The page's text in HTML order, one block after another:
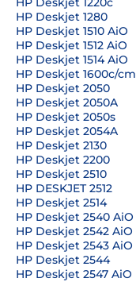
HP Deskjet 1280
HP Deskjet 1510 AiO
HP Deskjet 1512 AiO
HP Deskjet 1514 AiO
HP Deskjet 1600c/cm
HP Deskjet 2050
HP Deskjet 2050A
HP Deskjet 2050s
HP Deskjet 2054A
HP Deskjet 2130
HP Deskjet 2200
HP Deskjet 2510
HP DESKJET 2512
HP Deskjet 2514
HP Deskjet 2540 AiO
HP Deskjet 2542 AiO
HP Deskjet 2543 AiO
HP Deskjet 2544
HP Deskjet 2547 AiO